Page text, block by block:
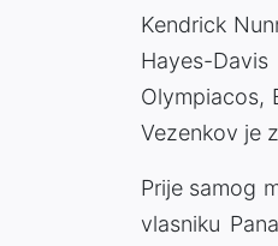
Kendrick
Hayes-
Olympiacos,
Vezenkov je
Prije samog
vlasniku